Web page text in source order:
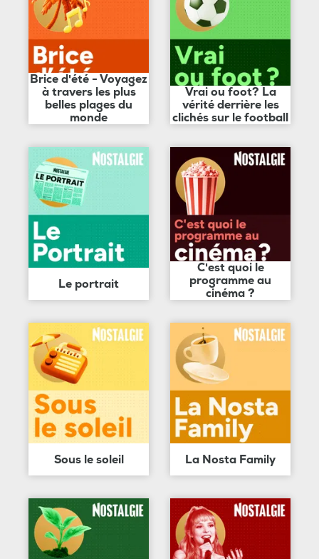
Brice d'été - Voyagez
à travers les plus
belles plages du
monde
Vrai ou foot? La
vérité derrière les
clichés sur le football
Le portrait
C'est quoi le
programme au
cinéma ?
Sous le soleil La Nosta Family